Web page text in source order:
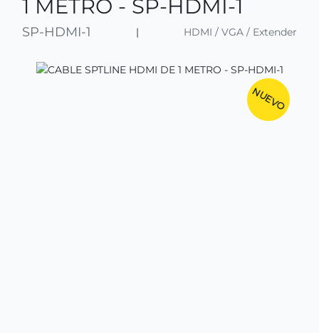
1 METRO - SP-HDMI-1
SP-HDMI-1 | HDMI / VGA / Extender
NUEVO